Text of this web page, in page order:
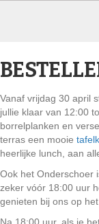
Vanaf vrijdag 30 april
jullie klaar van 12:00
borrelplanken en
terras een mooie
heerlijke lunch, aan
Ook het Onderschoer
zeker vóór 18:00 uur
genieten bij ons op